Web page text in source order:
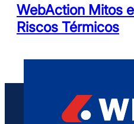
WebAction Mitos
Riscos Térmicos